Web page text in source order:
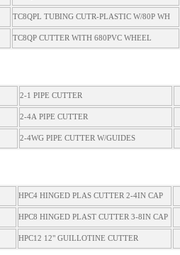
TC8QPL TUBING CUTR-PLASTIC W/80P WH
TC8QP CUTTER WITH 680PVC WHEEL
2-1 PIPE CUTTER
2-4A PIPE CUTTER
2-4WG PIPE CUTTER W/GUIDES
HPC4 HINGED PLAS CUTTER 2-4IN CAP
HPC8 HINGED PLAST CUTTER 3-8IN CAP
HPC12 12" GUILLOTINE CUTTER